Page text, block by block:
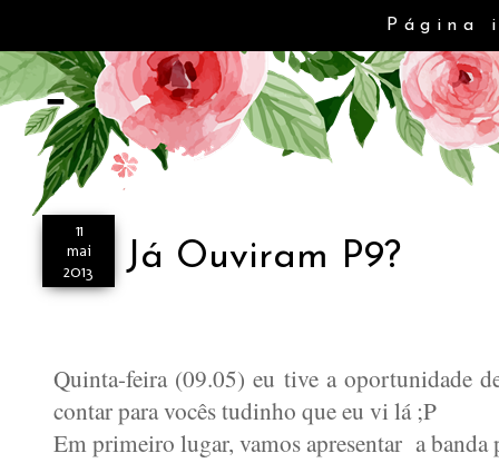
-
11
mai
2013
Já Ouviram P9?
Quinta-feira (09.05) eu tive a oportunidade
contar para vocês tudinho que eu vi lá ;P
Em primeiro lugar, vamos apresentar a banda